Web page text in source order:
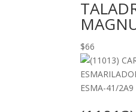
$66